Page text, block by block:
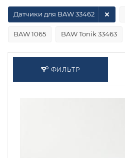
BAW 1065 BAW Tonik 33463
Датчики для BAW 33462
ФИЛЬТР